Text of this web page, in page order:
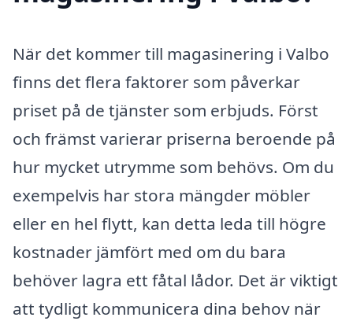
När det kommer till magasinering i Valbo
finns det flera faktorer som påverkar
priset på de tjänster som erbjuds. Först
och främst varierar priserna beroende på
hur mycket utrymme som behövs. Om du
exempelvis har stora mängder möbler
eller en hel flytt, kan detta leda till högre
kostnader jämfört med om du bara
behöver lagra ett fåtal lådor. Det är viktigt
att tydligt kommunicera dina behov när